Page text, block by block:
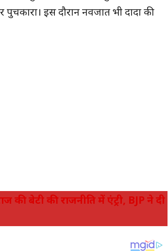
पुचकारा। इस दौरान नवजात भी दादा की
बेटी की राजनीति में एंट्री, BJP ने दी